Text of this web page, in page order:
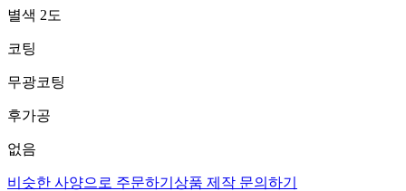
별색 2도
코팅
무광코팅
후가공
없음
비슷한 사양으로 주문하기 상품 제작 문의하기